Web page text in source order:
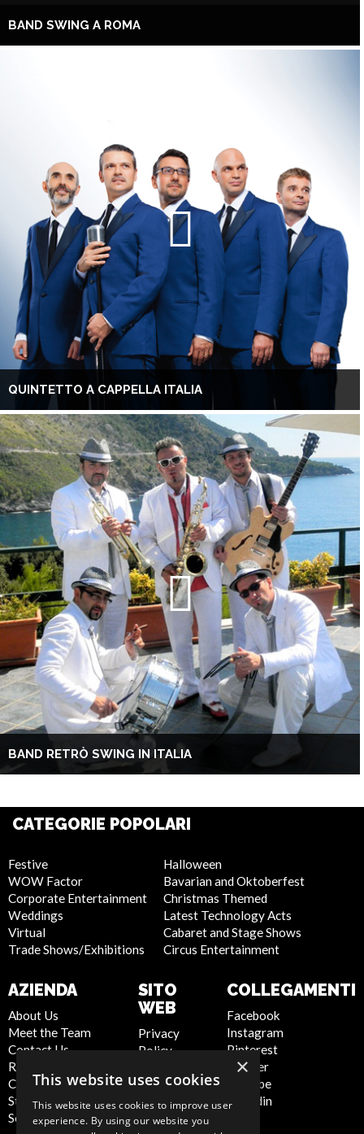
BAND SWING A ROMA
QUINTETTO A CAPPELLA ITALIA
BAND RETRÒ SWING IN ITALIA
CATEGORIE POPOLARI
Festive
WOW Factor
Corporate Entertainment
Weddings
Virtual
Trade Shows/Exhibitions
Halloween
Bavarian and Oktoberfest
Christmas Themed
Latest Technology Acts
Cabaret and Stage Shows
Circus Entertainment
AZIENDA
About Us
Meet the Team
Contact Us
Report Abuse
Compliance
Statement -
Seafarers
SITO
WEB
Privacy
Policy
Policy
Artist Sign
Up
COLLEGAMENTI
Facebook
Instagram
Pinterest
Twitter
Youtube
Linkedin
×
This website uses cookies
This website uses cookies to improve user
experience. By using our website you